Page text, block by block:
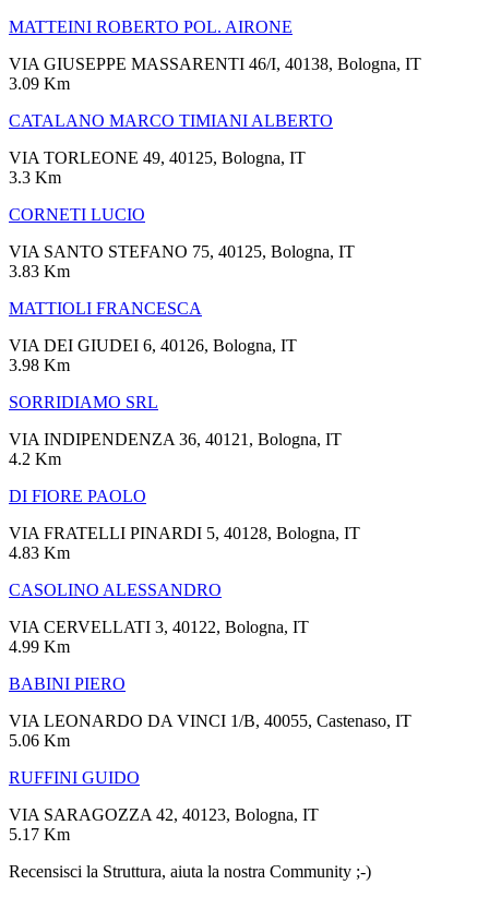
MATTEINI ROBERTO POL. AIRONE
VIA GIUSEPPE MASSARENTI 46/I, 40138, Bologna, IT
3.09 Km
CATALANO MARCO TIMIANI ALBERTO
VIA TORLEONE 49, 40125, Bologna, IT
3.3 Km
CORNETI LUCIO
VIA SANTO STEFANO 75, 40125, Bologna, IT
3.83 Km
MATTIOLI FRANCESCA
VIA DEI GIUDEI 6, 40126, Bologna, IT
3.98 Km
SORRIDIAMO SRL
VIA INDIPENDENZA 36, 40121, Bologna, IT
4.2 Km
DI FIORE PAOLO
VIA FRATELLI PINARDI 5, 40128, Bologna, IT
4.83 Km
CASOLINO ALESSANDRO
VIA CERVELLATI 3, 40122, Bologna, IT
4.99 Km
BABINI PIERO
VIA LEONARDO DA VINCI 1/B, 40055, Castenaso, IT
5.06 Km
RUFFINI GUIDO
VIA SARAGOZZA 42, 40123, Bologna, IT
5.17 Km
Recensisci la Struttura, aiuta la nostra Community ;-)